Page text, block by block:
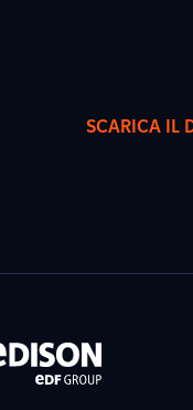
SCARICA IL